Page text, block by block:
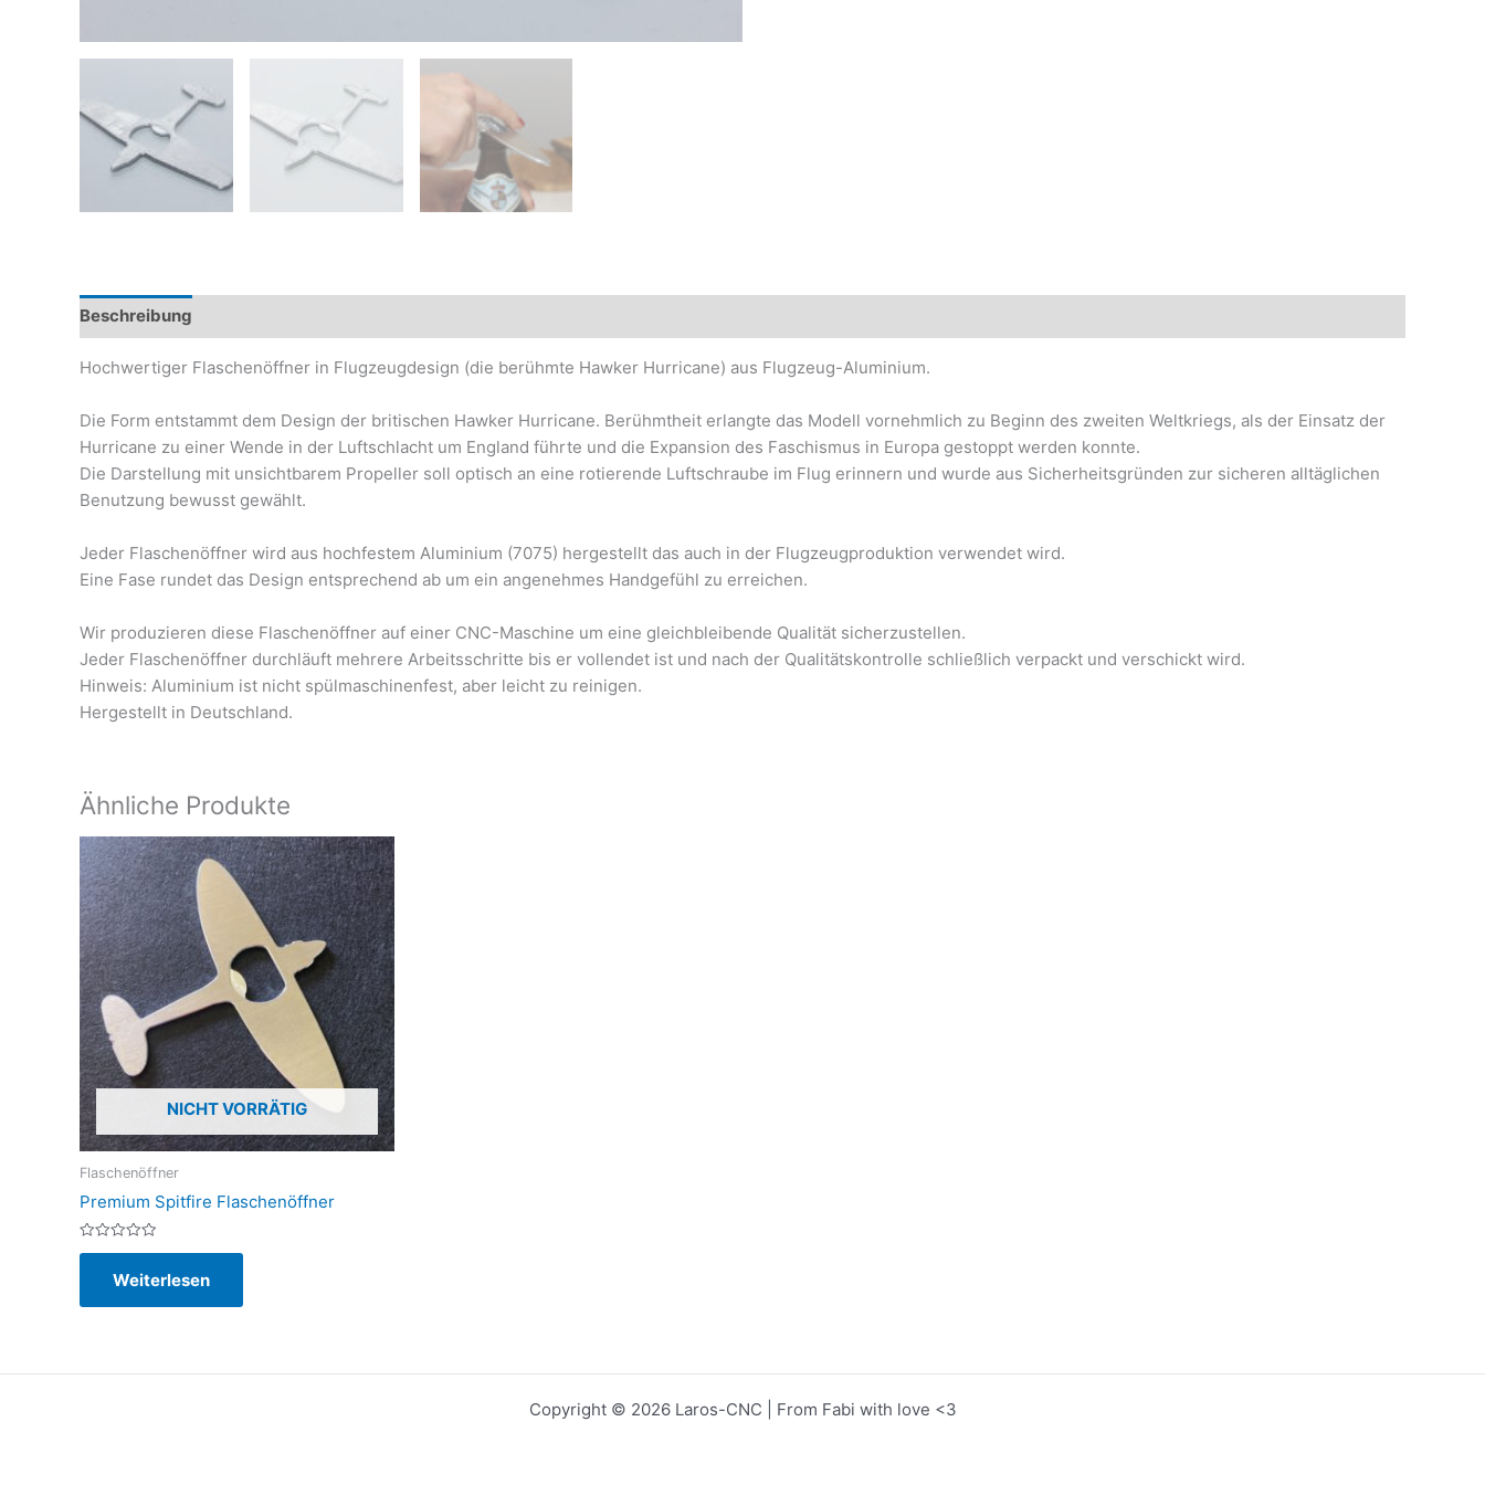
Beschreibung
Hochwertiger Flaschenöffner in Flugzeugdesign (die berühmte Hawker Hurricane) aus Flugzeug-Aluminium.
Die Form entstammt dem Design der britischen Hawker Hurricane. Berühmtheit erlangte das Modell vornehmlich zu Beginn des zweiten Weltkriegs, als der Einsatz der
Hurricane zu einer Wende in der Luftschlacht um England führte und die Expansion des Faschismus in Europa gestoppt werden konnte.
Die Darstellung mit unsichtbarem Propeller soll optisch an eine rotierende Luftschraube im Flug erinnern und wurde aus Sicherheitsgründen zur sicheren alltäglichen
Benutzung bewusst gewählt.
Jeder Flaschenöffner wird aus hochfestem Aluminium (7075) hergestellt das auch in der Flugzeugproduktion verwendet wird.
Eine Fase rundet das Design entsprechend ab um ein angenehmes Handgefühl zu erreichen.
Wir produzieren diese Flaschenöffner auf einer CNC-Maschine um eine gleichbleibende Qualität sicherzustellen.
Jeder Flaschenöffner durchläuft mehrere Arbeitsschritte bis er vollendet ist und nach der Qualitätskontrolle schließlich verpackt und verschickt wird.
Hinweis: Aluminium ist nicht spülmaschinenfest, aber leicht zu reinigen.
Hergestellt in Deutschland.
Ähnliche Produkte
NICHT VORRÄTIG
Flaschenöffner
Premium Spitfire Flaschenöffner
Bewertet
5
Weiterlesen
Copyright © 2026 Laros-CNC | From Fabi with love <3